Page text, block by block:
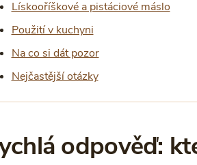
Lískooříškové a pistáciové máslo
Použití v kuchyni
Na co si dát pozor
Nejčastější otázky
odpověď: